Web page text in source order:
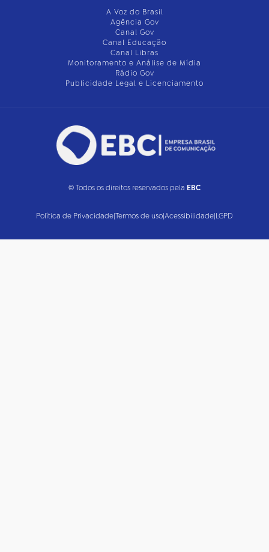
A Voz do Brasil
Agência Gov
Canal Gov
Canal Educação
Canal Libras
Monitoramento e Análise de Mídia
Rádio Gov
Publicidade Legal e Licenciamento
© Todos os direitos reservados pela EBC
Política de Privacidade|Termos de uso|Acessibilidade|LGPD